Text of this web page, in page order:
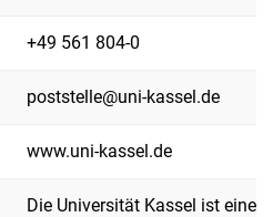
+49 561 804-0
poststelle@uni-kassel.de
www.uni-kassel.de
Die Universität Kassel ist eine